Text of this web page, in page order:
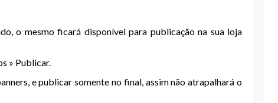
o mesmo ficará disponível para publicação na sua loja
» Publicar.
e publicar somente no final, assim não atrapalhará o